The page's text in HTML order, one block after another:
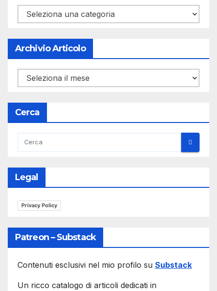
Categorie
Archivio Articolo
Archivio
Articolo
Cerca
Legal
Privacy Policy
Patreon – Substack
Contenuti esclusivi nel mio profilo su Substack
Un ricco catalogo di articoli dedicati in